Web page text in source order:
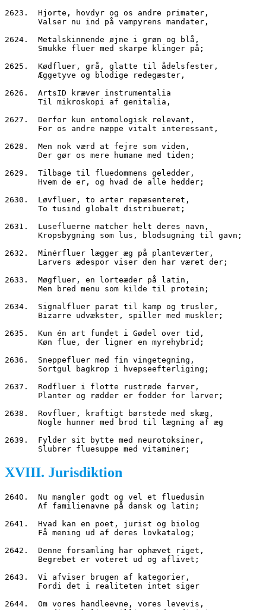
2623.  Hjorte, hovdyr og os andre primater,
       Valser nu ind på vampyrens mandater,
2624.  Metalskinnende øjne i grøn og blå,
       Smukke fluer med skarpe klinger på;
2625.  Kødfluer, grå, glatte til ådelsfester,
       Æggetyve og blodige redegæster,
2626.  ArtsID kræver instrumentalia
       Til mikroskopi af genitalia,
2627.  Derfor kun entomologisk relevant,
       For os andre næppe vitalt interessant,
2628.  Men nok værd at fejre som viden,
       Der gør os mere humane med tiden;
2629.  Tilbage til fluedommens geledder,
       Hvem de er, og hvad de alle hedder;
2630.  Løvfluer, to arter repæsenteret,
       To tusind globalt distribueret;
2631.  Lusefluerne matcher helt deres navn,
       Kropsbygning som lus, blodsugning til gavn;
2632.  Minérfluer lægger æg på planteværter,
       Larvers ædespor viser den har været der;
2633.  Møgfluer, en lorteæder på latin,
       Men bred menu som kilde til protein;
2634.  Signalfluer parat til kamp og trusler,
       Bizarre udvækster, spiller med muskler;
2635.  Kun én art fundet i Gødel over tid,
       Køn flue, der ligner en myrehybrid;
2636.  Sneppefluer med fin vingetegning,
       Sortgul bagkrop i hvepseefterliging;
2637.  Rodfluer i flotte rustrøde farver,
       Planter og rødder er fodder for larver;
2638.  Rovfluer, kraftigt børstede med skæg,
       Nogle hunner med brod til lægning af æg
2639.  Fylder sit bytte med neurotoksiner,
       Slubrer fluesuppe med vitaminer;
XVIII. Jurisdiktion
2640.  Nu mangler godt og vel et fluedusin
       Af familienavne på dansk og latin;
2641.  Hvad kan en poet, jurist og biolog
       Få mening ud af deres lovkatalog;
2642.  Denne forsamling har ophævet riget,
       Begrebet er voteret ud og aflivet;
2643.  Vi afviser brugen af kategorier,
       Fordi det i realiteten intet siger
2644.  Om vores handleevne, vores levevis,